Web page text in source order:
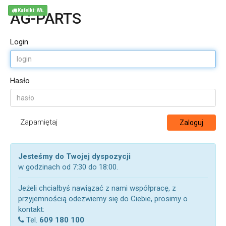
AG-PARTS
Login
Hasło
Zapamiętaj Zaloguj
Jesteśmy do Twojej dyspozycji
w godzinach od 7:30 do 18:00.
Jeżeli chciałbyś nawiązać z nami współpracę, z
przyjemnością odezwiemy się do Ciebie, prosimy o
kontakt:
Tel. 609 180 100
Kafelki: WŁ